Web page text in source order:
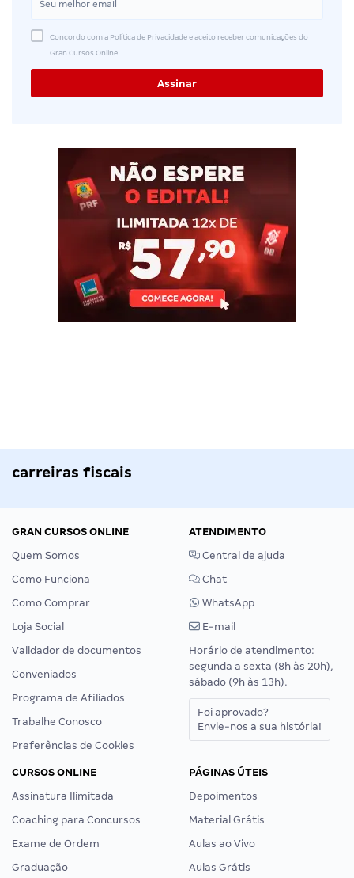
Concordo com a Política de Privacidade e aceito receber comunicações do
Gran Cursos Online.
carreiras fiscais
GRAN CURSOS ONLINE
Quem Somos
Como Funciona
Como Comprar
Loja Social
Validador de documentos
Conveniados
Programa de Afiliados
Trabalhe Conosco
Preferências de Cookies
ATENDIMENTO
Central de ajuda
Chat
WhatsApp
E-mail
Horário de atendimento:
segunda a sexta (8h às 20h),
sábado (9h às 13h).
Foi aprovado?
Envie-nos a sua história!
CURSOS ONLINE
Assinatura Ilimitada
Coaching para Concursos
Exame de Ordem
Graduação
PÁGINAS ÚTEIS
Depoimentos
Material Grátis
Aulas ao Vivo
Aulas Grátis